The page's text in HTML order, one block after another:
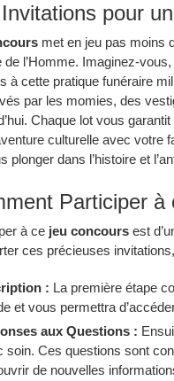
pour
met en jeu pas moins
de l’Homme. Imaginez-
à cette pratique funéraire
par les momies, des
Chaque lot vous
culturelle avec votre
plonger dans l’histoire et
Participer
à ce jeu concours est
ces précieuses
: La première étape
et vous permettra
aux Questions :
soin. Ces questions sont
de nouvelles